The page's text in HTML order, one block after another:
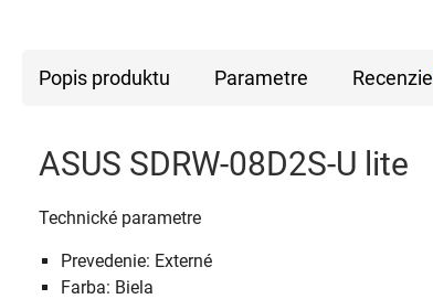
Popis produktu Parametre Recenzie
ASUS SDRW-08D2S-U lite
Technické parametre
Prevedenie: Externé
Farba: Biela